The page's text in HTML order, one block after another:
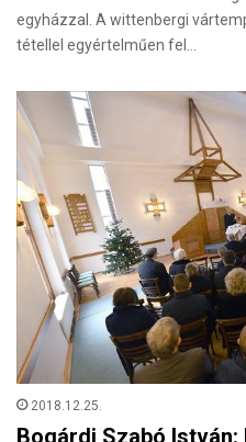
egyházzal. A wittenbergi
tétellel egyértelműen fel…
2018.12.25.
Bogárdi Szabó